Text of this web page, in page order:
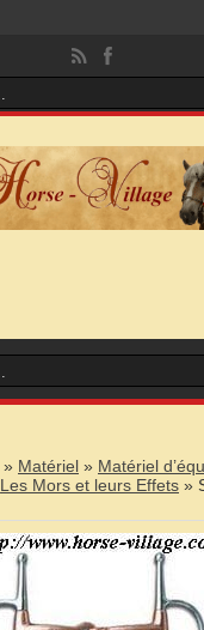
» Matériel » Matériel
Les Mors et leurs Effets »